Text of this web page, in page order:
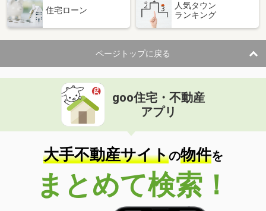
住宅ローン
人気タウン
ランキング
ページトップに戻る
goo住宅・不動産
アプリ
大手不動産サイトの物件を
まとめて検索！